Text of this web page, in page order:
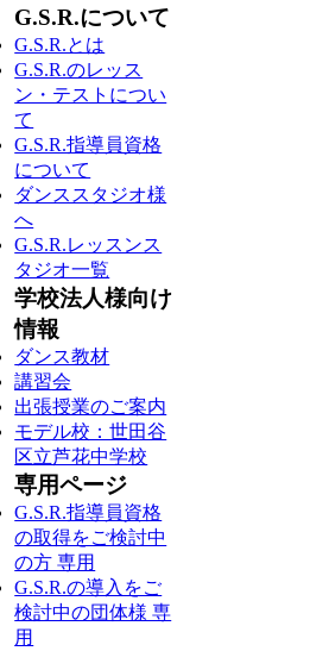
G.S.R.について
G.S.R.とは
G.S.R.のレッス
ン・テストについ
て
G.S.R.指導員資格
について
ダンススタジオ様
へ
G.S.R.レッスンス
タジオ一覧
学校法人様向け
情報
ダンス教材
講習会
出張授業のご案内
モデル校：世田谷
区立芦花中学校
専用ページ
G.S.R.指導員資格
の取得をご検討中
の方 専用
G.S.R.の導入をご
検討中の団体様 専
用